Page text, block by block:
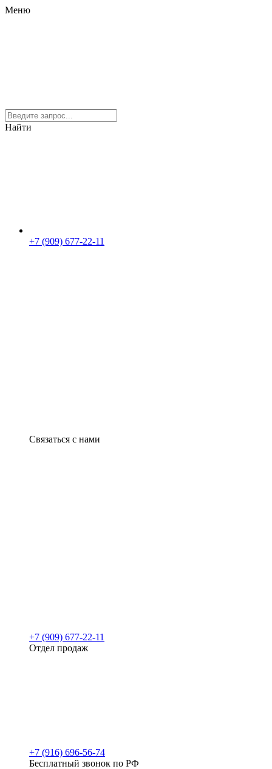
Меню
Найти
+7 (909) 677-22-11
Связаться с нами
+7 (909) 677-22-11
Отдел продаж
+7 (916) 696-56-74
Бесплатный звонок по РФ